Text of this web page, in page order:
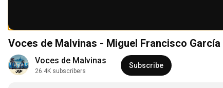
Voces de Malvinas - Miguel Francisco García
Voces de Malvinas
26.4K subscribers
Subscribe